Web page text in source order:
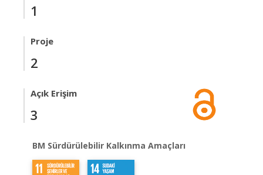
1
Proje
2
Açık Erişim
3
BM Sürdürülebilir Kalkınma Amaçları